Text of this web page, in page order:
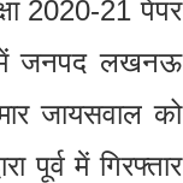
2020-21 पेपर
में जनपद लखनऊ
जायसवाल को
पूर्व में गिरफ्तार